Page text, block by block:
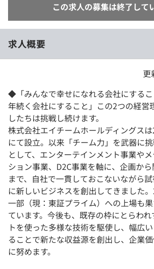
この求人の募集は終了して
求人概要
更
◆「みんなで幸せになれる会社にする
年続く会社にすること」この2つの経営
したちは挑戦し続けます。
株式会社エイチームホールディングス
にて設立。以来「チーム力」を武器に
として、エンターテインメント事業や
ション事業、D2C事業を軸に、企画か
まで、自社で一貫しておこないながら
に新しいビジネスを創出してきました
一部（現：東証プライム）への上場も
ています。今後も、既存の枠にとらわ
トを使った多様な技術を駆使し、幅広
ることで新たな収益源を創出し、企業
に努めます。